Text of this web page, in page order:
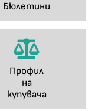
Бюлетини
Профил
на
купувача